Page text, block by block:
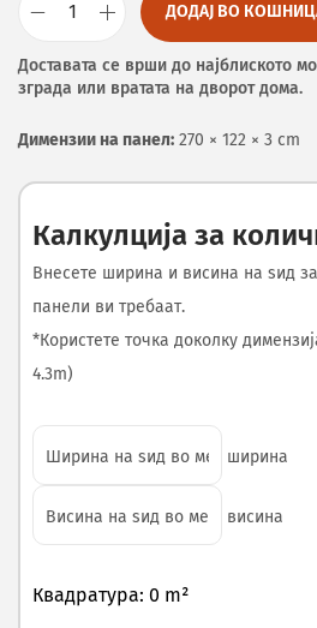
ДОДАЈ ВО
Доставата се врши до најблиското
зграда или вратата на дворот дома.
Димензии на панел: 270 × 122 × 3 cm
Калкулција за
Внесете ширина и висина на ѕид
панели ви требаат.
*Користете точка доколку
4.3m)
ширина
висина
Квадратура: 0 m²